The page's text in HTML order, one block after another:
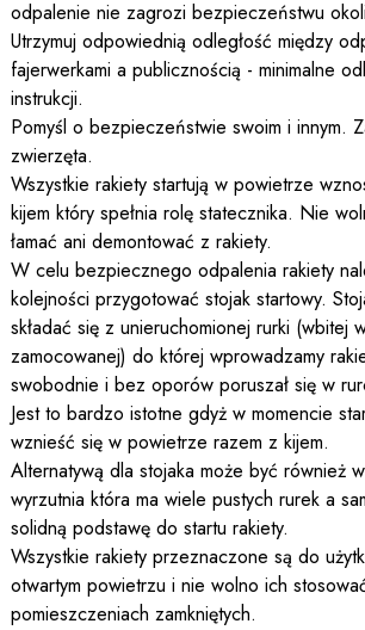
odpalenie nie zagrozi bezpieczeństwu
Utrzymuj odpowiednią odległość między
fajerwerkami a publicznością - minimalne
instrukcji.
Pomyśl o bezpieczeństwie swoim i innym.
zwierzęta.
Wszystkie rakiety startują w powietrze
kijem który spełnia rolę statecznika. Nie
łamać ani demontować z rakiety.
W celu bezpiecznego odpalenia rakiety
kolejności przygotować stojak startowy.
składać się z unieruchomionej rurki (wbitej
zamocowanej) do której wprowadzamy
swobodnie i bez oporów poruszał się w
Jest to bardzo istotne gdyż w momencie
wznieść się w powietrze razem z kijem.
Alternatywą dla stojaka może być również
wyrzutnia która ma wiele pustych rurek a
solidną podstawę do startu rakiety.
Wszystkie rakiety przeznaczone są do
otwartym powietrzu i nie wolno ich
pomieszczeniach zamkniętych.